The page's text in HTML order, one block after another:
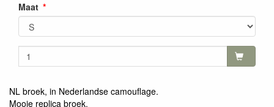
Maat
NL broek, in Nederlandse camouflage.
Mooie replica broek.